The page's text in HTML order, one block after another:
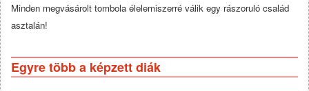
Minden megvásárolt tombola élelemiszerré válik egy rászoruló család
asztalán!
Egyre több a képzett diák